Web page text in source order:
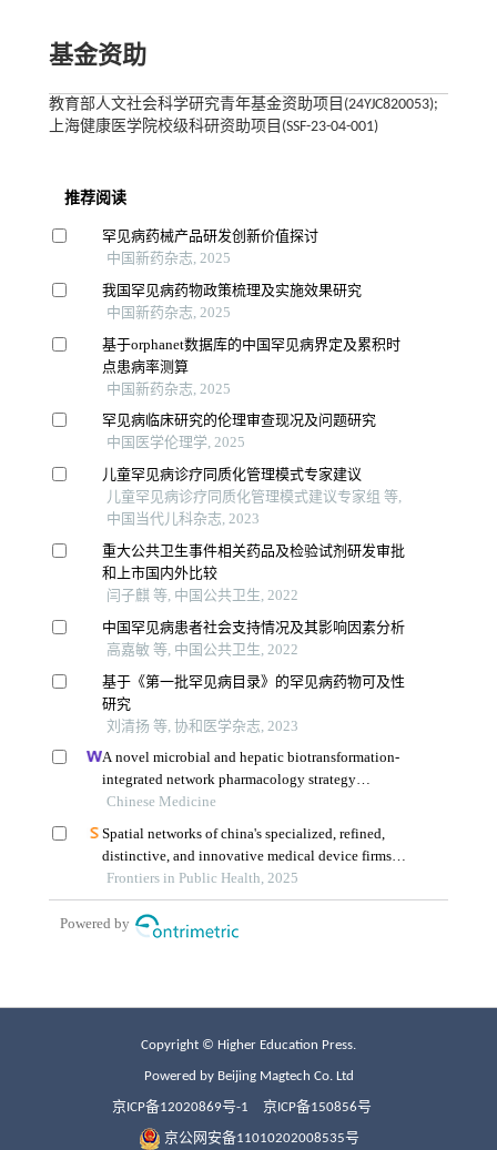
基金资助
教育部人文社会科学研究青年基金资助项目(24YJC820053);
上海健康医学院校级科研资助项目(SSF-23-04-001)
Copyright © Higher Education Press.
Powered by Beijing Magtech Co. Ltd
京ICP备12020869号-1 京ICP备150856号
京公网安备11010202008535号